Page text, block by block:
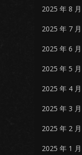
2025 年 8 月
2025 年 7 月
2025 年 6 月
2025 年 5 月
2025 年 4 月
2025 年 3 月
2025 年 2 月
2025 年 1 月